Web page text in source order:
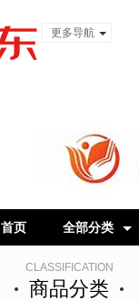
更多导航
首页 全部分类
CLASSIFICATION
商品分类